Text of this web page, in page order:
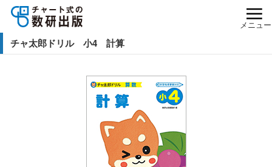
メニュー
チャ太郎ドリル 小4 計算